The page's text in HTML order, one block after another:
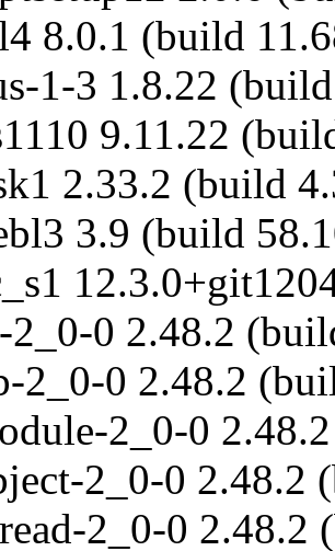
8.0.1 (build
1-3 1.8.22
9.11.22
2.33.2 (build
3.9 (build
0 2.48.2
2_0-0 2.48.2
2_0-0
2_0-0 2.48.2
2_0-0 2.48.2